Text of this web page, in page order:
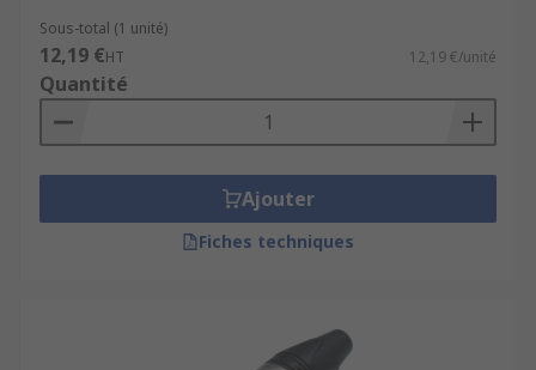
Sous-total (1 unité)
12,19 €HT 12,19 €/unité
Quantité
Ajouter
Fiches techniques